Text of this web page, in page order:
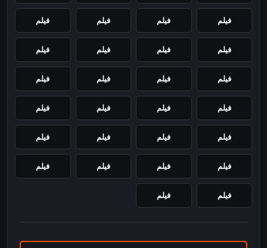
فيلم فيلم فيلم فيلم
فيلم فيلم فيلم فيلم
فيلم فيلم فيلم فيلم
فيلم فيلم فيلم فيلم
فيلم فيلم فيلم فيلم
فيلم فيلم فيلم فيلم
فيلم فيلم